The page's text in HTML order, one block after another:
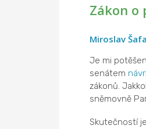
Zákon o
Miroslav
Je mi
senátem
zákonů.
sněmovně
Skutečností